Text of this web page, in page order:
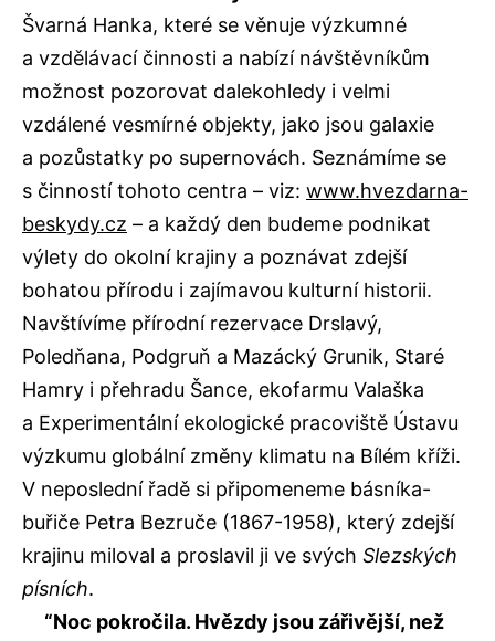
Švarná Hanka, které se věnuje výzkumné
a vzdělávací činnosti a nabízí návštěvníkům
možnost pozorovat dalekohledy i velmi
vzdálené vesmírné objekty, jako jsou galaxie
a pozůstatky po supernovách. Seznámíme se
s činností tohoto centra – viz: www.hvezdarna-
beskydy.cz – a každý den budeme podnikat
výlety do okolní krajiny a poznávat zdejší
bohatou přírodu i zajímavou kulturní historii.
Navštívíme přírodní rezervace Drslavý,
Poledňana, Podgruň a Mazácký Grunik, Staré
Hamry i přehradu Šance, ekofarmu Valaška
a Experimentální ekologické pracoviště Ústavu
výzkumu globální změny klimatu na Bílém kříži.
V neposlední řadě si připomeneme básníka-
buřiče Petra Bezruče (1867-1958), který zdejší
krajinu miloval a proslavil ji ve svých Slezských
písních.
“Noc pokročila. Hvězdy jsou zářivější, než